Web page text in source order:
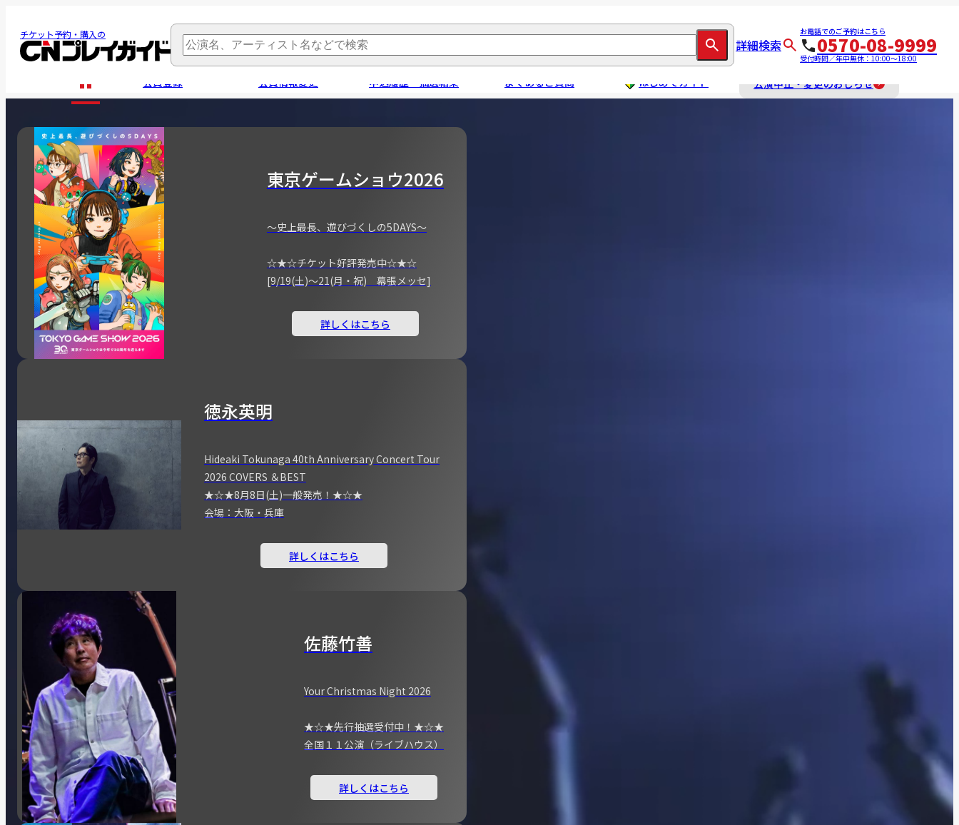
チケット予約・購入の
詳細検索
お電話でのご予約はこちら
0570-08-9999
受付時間／年中無休：10:00～18:00
会員登録 会員情報変更 申込履歴・抽選結果 よくあるご質問 はじめてガイド 公演中止・変更のおしらせ
東京ゲームショウ2026
～史上最長、遊びづくしの5DAYS～
☆★☆チケット好評発売中☆★☆
[9/19(土)～21(月・祝) 幕張メッセ]
詳しくはこちら
徳永英明
Hideaki Tokunaga 40th Anniversary Concert Tour
2026 COVERS ＆BEST
★☆★8月8日(土)一般発売！★☆★
会場：大阪・兵庫
詳しくはこちら
佐藤竹善
Your Christmas Night 2026
★☆★先行抽選受付中！★☆★
全国１１公演（ライブハウス）
詳しくはこちら